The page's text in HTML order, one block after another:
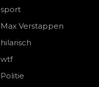
sport
Max Verstappen
hilarisch
wtf
Politie